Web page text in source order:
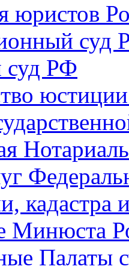
юристов
суд
суд РФ
кадастра
Минюста
Палаты